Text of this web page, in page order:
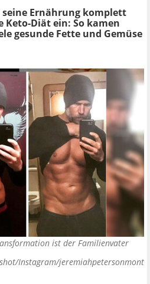
Ernährung komplett
Diät ein: So kamen
gesunde Fette und Gemüse
ist der Familienvater
Instagram/jeremiahpetersonmont